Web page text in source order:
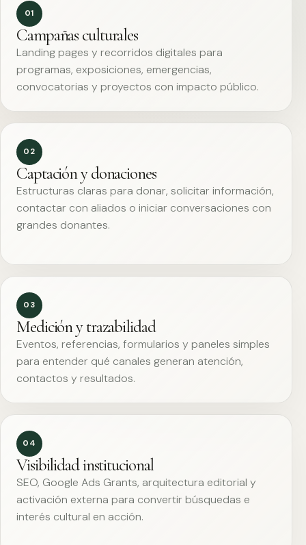
01
Campañas culturales
Landing pages y recorridos digitales para
programas, exposiciones, emergencias,
convocatorias y proyectos con impacto público.
02
Captación y donaciones
Estructuras claras para donar, solicitar información,
contactar con aliados o iniciar conversaciones con
grandes donantes.
03
Medición y trazabilidad
Eventos, referencias, formularios y paneles simples
para entender qué canales generan atención,
contactos y resultados.
04
Visibilidad institucional
SEO, Google Ads Grants, arquitectura editorial y
activación externa para convertir búsquedas e
interés cultural en acción.